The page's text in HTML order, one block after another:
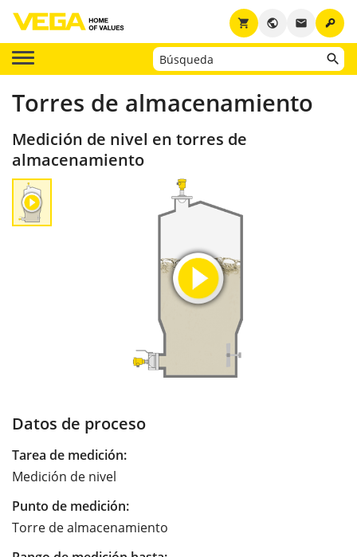
key
email
public
shopping_cart
Torres de almacenamiento
Medición de nivel en torres de
almacenamiento
Datos de proceso
Tarea de medición:
Medición de nivel
Punto de medición:
Torre de almacenamiento